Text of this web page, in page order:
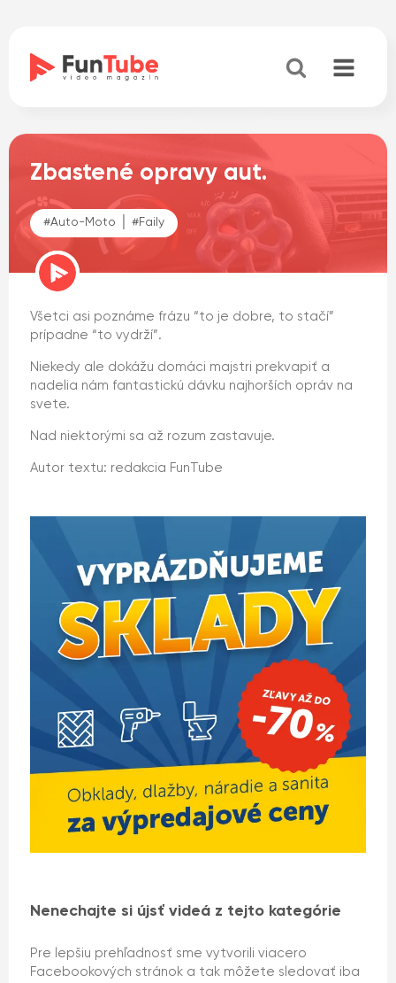
Zbastené opravy aut.
#Auto-Moto │ #Faily
Všetci asi poznáme frázu “to je dobre, to stačí”
prípadne “to vydrží”.
Niekedy ale dokážu domáci majstri prekvapiť a
nadelia nám fantastickú dávku najhorších opráv na
svete.
Nad niektorými sa až rozum zastavuje.
Autor textu: redakcia FunTube
Nenechajte si újsť videá z tejto kategórie
Pre lepšiu prehľadnosť sme vytvorili viacero
Facebookových stránok a tak môžete sledovať iba